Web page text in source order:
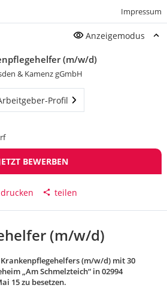
Impressum
Anzeigemodus
(m/w/d)
& Kamenz gGmbH
Profil
BEWERBEN
drucken teilen
(m/w/d)
(m/w/d) mit 30
„Am Schmelzteich“ in 02994
15 zu besetzen.